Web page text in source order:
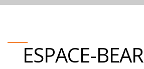
ESPACE-BEAR